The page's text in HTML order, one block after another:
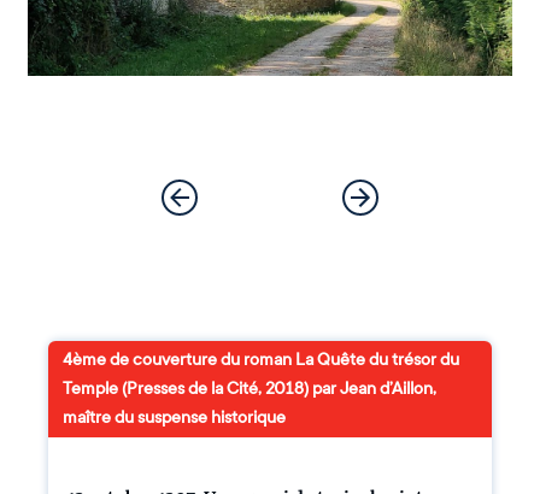
4ème de couverture du roman La Quête du trésor du
Temple (Presses de la Cité, 2018) par Jean d’Aillon,
maître du suspense historique